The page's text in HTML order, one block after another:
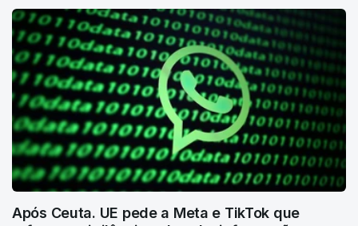
Após Ceuta. UE pede a Meta e TikTok que